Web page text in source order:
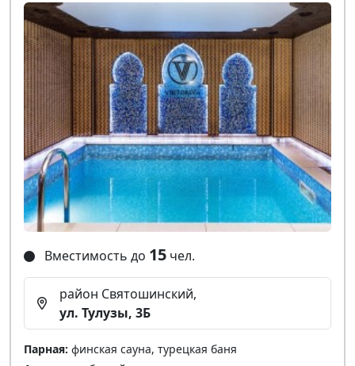
Вместимость до 15 чел.
район Святошинский,
ул. Тулузы, 3Б
Парная: финская сауна, турецкая баня